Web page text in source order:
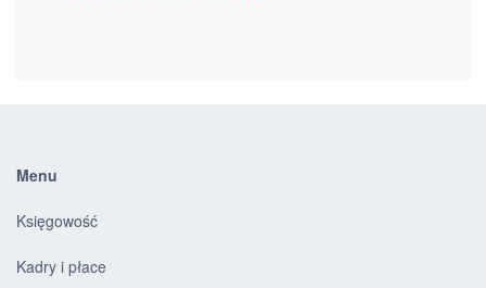
Menu
Księgowość
Kadry i płace